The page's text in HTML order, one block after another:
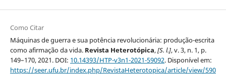
Como Citar
Máquinas de guerra e sua potência revolucionária: produção-escrita
como afirmação da vida. Revista Heterotópica,[S. l.], v. 3, n. 1, p.
149–170, 2021. DOI: 10.14393/HTP-v3n1-2021-59092. Disponível em:
https://seer.ufu.br/index.php/RevistaHeterotopica/article/view/590